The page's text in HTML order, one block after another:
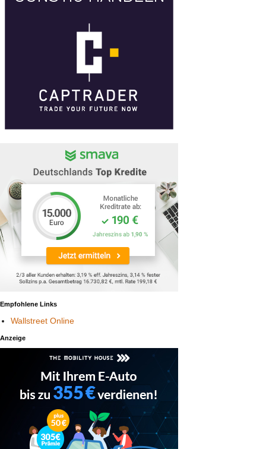
Empfohlene Links
Wallstreet Online
Anzeige